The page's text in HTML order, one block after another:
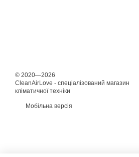
© 2020—2026
CleanAirLove - спеціалізований магазин
кліматичної техніки
Мобільна версія